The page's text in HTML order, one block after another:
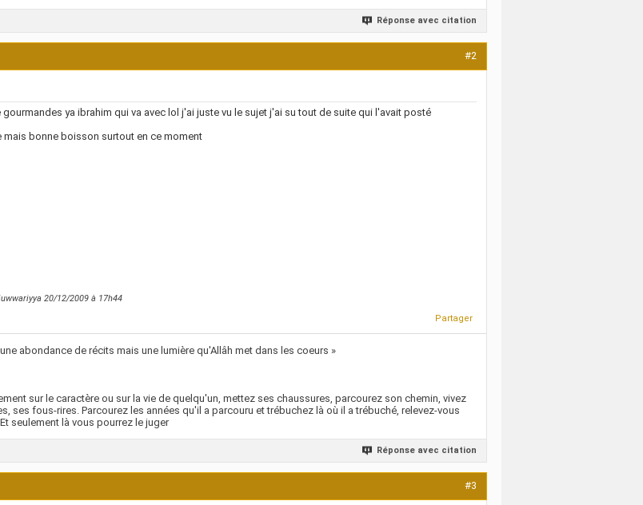
Réponse avec citation
#2
ya ibrahim qui va avec lol j'ai juste vu le sujet j'ai su tout de suite qui l'avait posté
mais bonne boisson surtout en ce moment
20/12/2009 à 17h44
Partager
abondance de récits mais une lumière qu'Allâh met dans les coeurs »
sur le caractère ou sur la vie de quelqu'un, mettez ses chaussures, parcourez son chemin, vivez
ses fous-rires. Parcourez les années qu'il a parcouru et trébuchez là où il a trébuché, relevez-vous
seulement là vous pourrez le juger
Réponse avec citation
#3